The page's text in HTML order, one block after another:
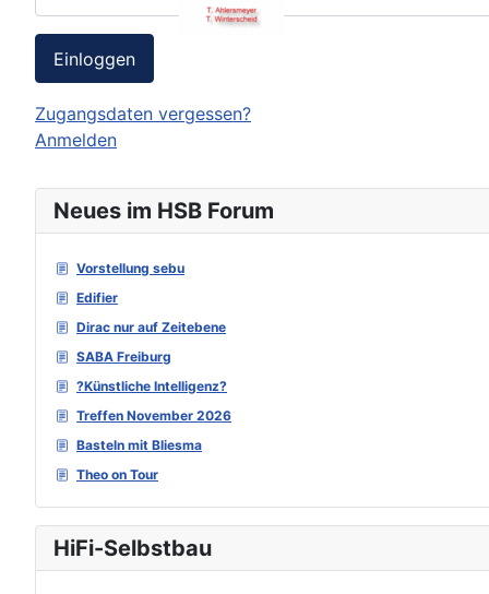
Neues im HSB Forum
Vorstellung sebu
Edifier
Dirac nur auf Zeitebene
SABA Freiburg
?Künstliche Intelligenz?
Treffen November 2026
Basteln mit Bliesma
Theo on Tour
HiFi-Selbstbau
Einloggen
Zugangsdaten vergessen?
Anmelden